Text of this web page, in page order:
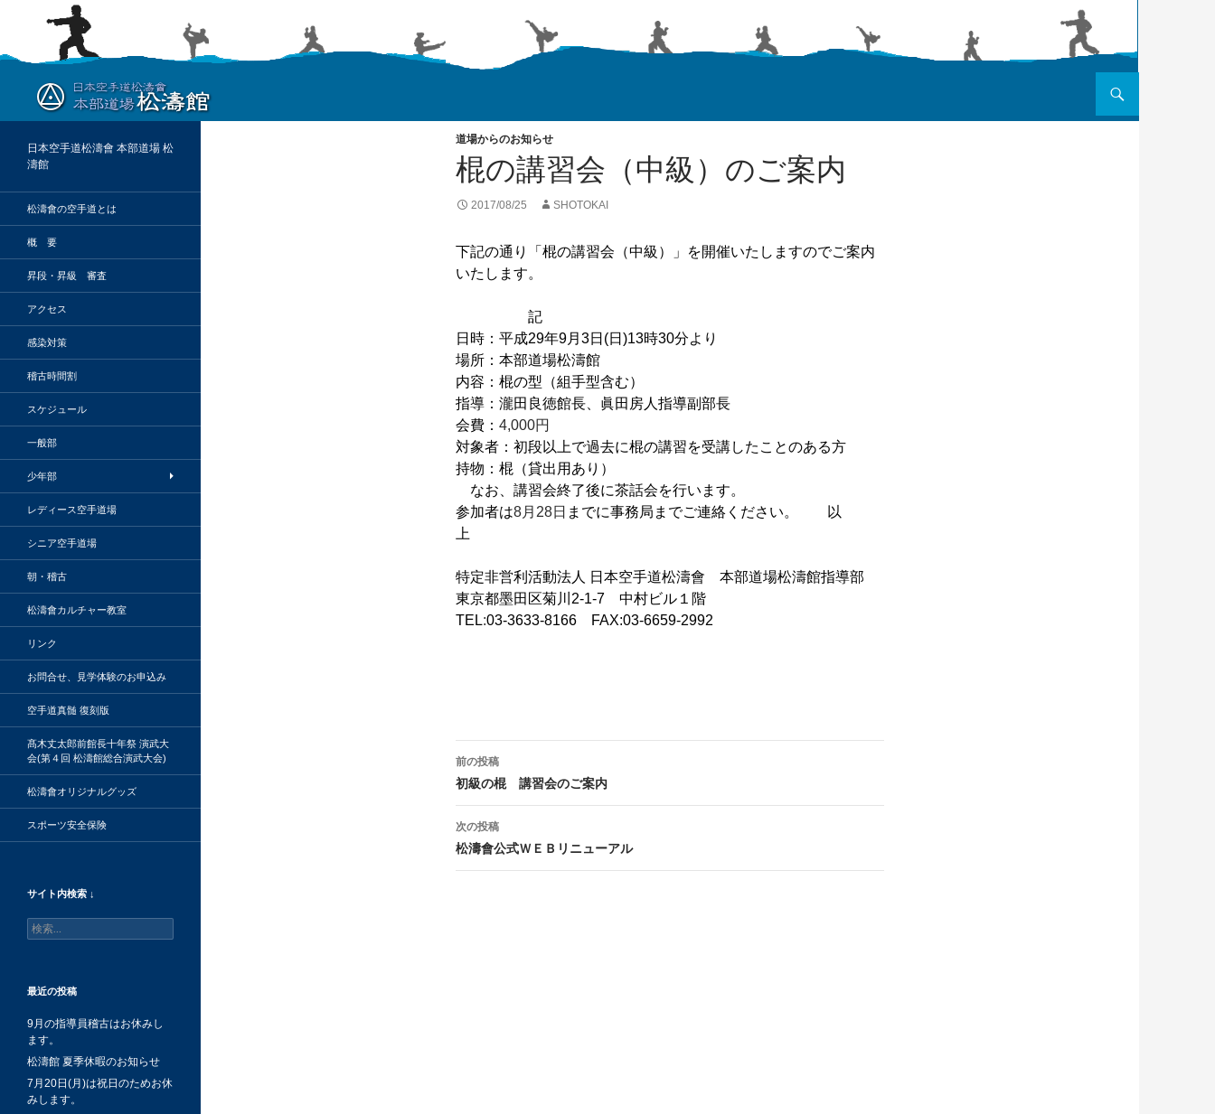
道場からのお知らせ
棍の講習会（中級）のご案内
2017/08/25 SHOTOKAI
下記の通り「棍の講習会（中級）」を開催いたしますのでご案内
いたします。
記
日時： 平成29年9月3日(日)13時30分より
場所：本部道場松濤館
内容：棍の型（組手型含む）
指導：瀧田良徳館長、眞田房人指導副部長
会費： 4,000円
対象者：初段以上で過去に棍の講習を受講したことのある方
持物：棍（貸出用あり）
なお、講習会終了後に茶話会を行います。
参加者は8月28日 までに事務局までご連絡ください。 以
上
特定非営利活動法人 日本空手道松濤會 本部道場松濤館指導部
東京都墨田区菊川 2-1-7 中村ビル１階
TEL:03-3633-8166 FAX:03-6659-2992
投
稿
ナ
ビ
前の投稿
初級の棍 講習会のご案内
次の投稿
松濤會公式ＷＥＢリニューアル
日本空手道松濤會 本部道場 松
濤館
松濤會の空手道とは
概 要
昇段・昇級 審査
アクセス
感染対策
稽古時間割
スケジュール
一般部
少年部
レディース空手道場
シニア空手道場
朝・稽古
松濤會カルチャー教室
リンク
お問合せ、見学体験のお申込み
空手道真髄 復刻版
髙木丈太郎前館長十年祭 演武大
会(第４回 松濤館総合演武大会)
松濤會オリジナルグッズ
スポーツ安全保険
サイト内検索 ↓
検
索:
最近の投稿
9月の指導員稽古はお休みし
ます。
松濤館 夏季休暇のお知らせ
7月20日(月)は祝日のためお休
みします。